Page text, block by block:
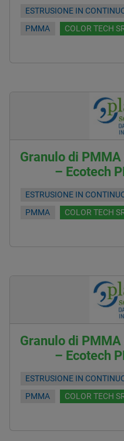
ESTRUSIONE IN
PMMA
COLOR TECH
Granulo di
– Ecotech
ESTRUSIONE IN
PMMA
COLOR TECH
Granulo di
– Ecotech
ESTRUSIONE IN
PMMA
COLOR TECH